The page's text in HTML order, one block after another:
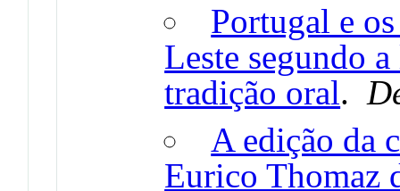
Portugal e
Leste segundo
tradição oral.
A edição da
Eurico Thomaz